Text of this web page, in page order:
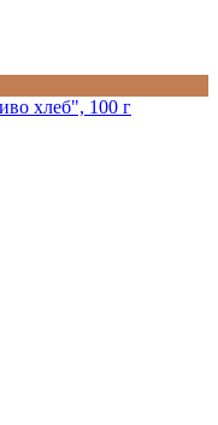
хлеб", 100 г